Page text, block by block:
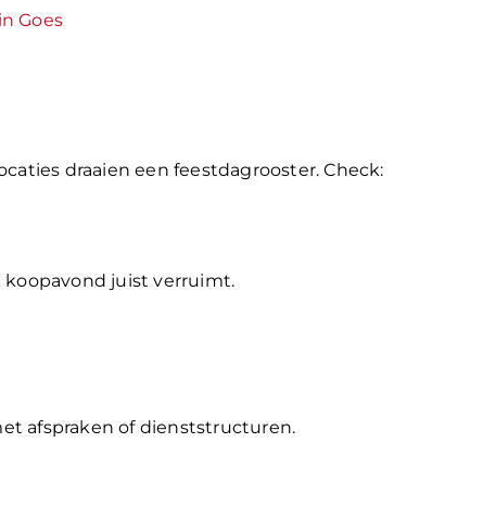
Goes
draaien een feestdagrooster. Check:
juist verruimt.
afspraken of dienststructuren.